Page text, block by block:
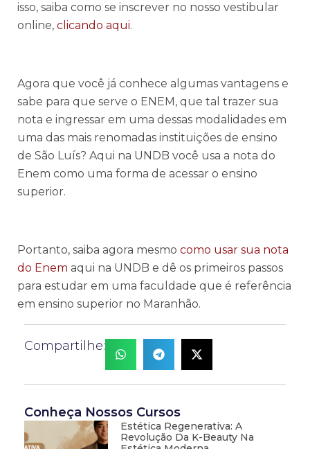
isso, saiba como se inscrever no nosso vestibular
online, clicando aqui.
Agora que você já conhece algumas vantagens e
sabe para que serve o ENEM, que tal trazer sua
nota e ingressar em uma dessas modalidades em
uma das mais renomadas instituições de ensino
de São Luís? Aqui na UNDB você usa a nota do
Enem como uma forma de acessar o ensino
superior.
Portanto, saiba agora mesmo como usar sua nota
do Enem aqui na UNDB e dê os primeiros passos
para estudar em uma faculdade que é referência
em ensino superior no Maranhão.
Compartilhe:
Conheça Nossos Cursos
Estética Regenerativa: A
Revolução Da K-Beauty Na